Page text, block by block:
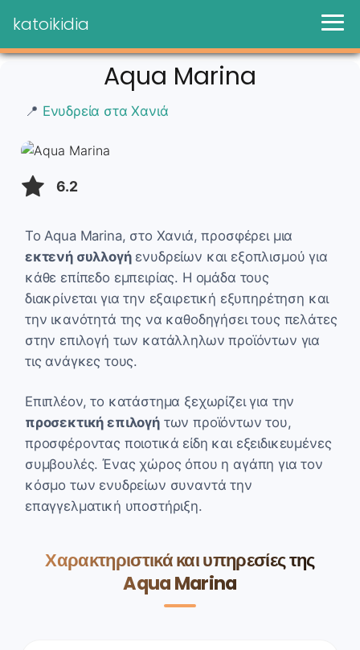
katoikidia
Aqua Marina
📍 Ενυδρεία στα Χανιά
6.2
Το Aqua Marina, στο Χανιά, προσφέρει μια
εκτενή συλλογήενυδρείων και εξοπλισμού για
κάθε επίπεδο εμπειρίας. Η ομάδα τους
διακρίνεται για την εξαιρετική εξυπηρέτηση και
την ικανότητά της να καθοδηγήσει τους πελάτες
στην επιλογή των κατάλληλων προϊόντων για
τις ανάγκες τους.
Επιπλέον, το κατάστημα ξεχωρίζει για την
προσεκτική επιλογήτων προϊόντων του,
προσφέροντας ποιοτικά είδη και εξειδικευμένες
συμβουλές. Ένας χώρος όπου η αγάπη για τον
κόσμο των ενυδρείων συναντά την
επαγγελματική υποστήριξη.
Χαρακτηριστικά και υπηρεσίες της
Aqua Marina